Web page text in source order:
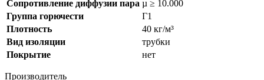
Сопротивление диффузии пара µ ≥ 10.000
Группа горючести
Г1
Плотность
40 кг/м³
Вид изоляции
трубки
Покрытие
нет
Производитель